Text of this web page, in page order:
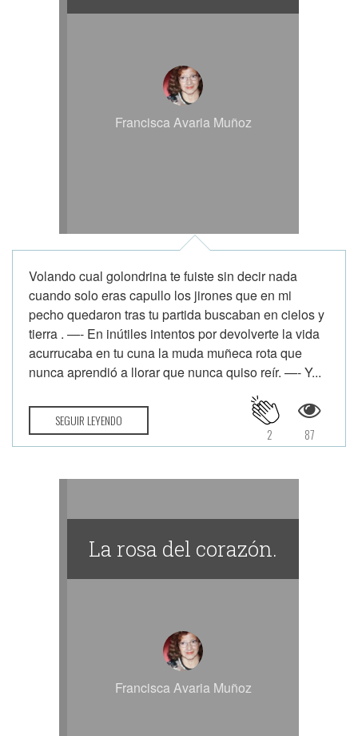
Francisca Avaria Muñoz
Volando cual golondrina te fuiste sin decir nada
cuando solo eras capullo los jirones que en mi
pecho quedaron tras tu partida buscaban en cielos y
tierra . —- En inútiles intentos por devolverte la vida
acurrucaba en tu cuna la muda muñeca rota que
nunca aprendió a llorar que nunca quiso reír. —- Y...
SEGUIR LEYENDO
87
2
La rosa del corazón.
Francisca Avaria Muñoz